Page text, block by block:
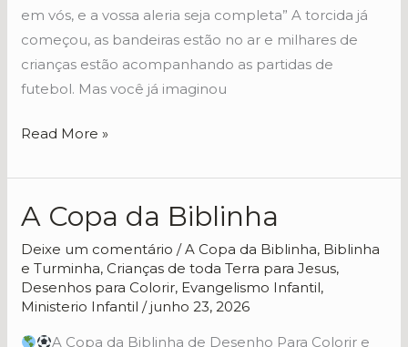
em vós, e a vossa aleria seja completa” A torcida já
começou, as bandeiras estão no ar e milhares de
crianças estão acompanhando as partidas de
futebol. Mas você já imaginou
Read More »
A Copa da Biblinha
Deixe um comentário /A Copa da Biblinha, Biblinha
e Turminha, Crianças de toda Terra para Jesus,
Desenhos para Colorir, Evangelismo Infantil,
Ministerio Infantil /junho 23, 2026
A Copa da Biblinha de Desenho Para Colorir e
A
da
Biblinha